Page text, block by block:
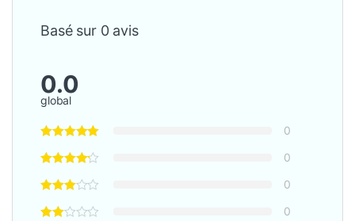
Basé sur 0 avis
0.0
global
0
0
0
0